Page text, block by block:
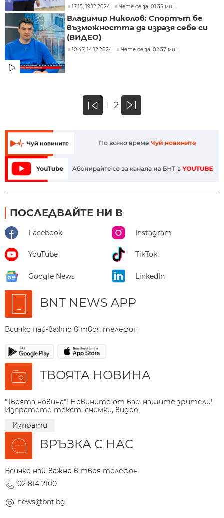
17:15, 19.12.2024 Чете се за: 01:35 мин.
Владимир Николов: Спортът бе
възможността да изразя себе си
(ВИДЕО)
10:47, 14.12.2024 Чете се за: 02:37 мин.
« 1 2 »
ПОСЛЕДВАЙТЕ НИ В
Facebook Instagram
YouTube TikTok
Google News LinkedIn
BNT NEWS APP
Всичко най-важно в твоя телефон
ТВОЯТА НОВИНА
"Твоята новина"! Новините от вас, нашите зрители!
Изпратете текст, снимки, видео.
Изпрати
ВРЪЗКА С НАС
Всичко най-важно в твоя телефон
02 814 2100
news@bnt.bg